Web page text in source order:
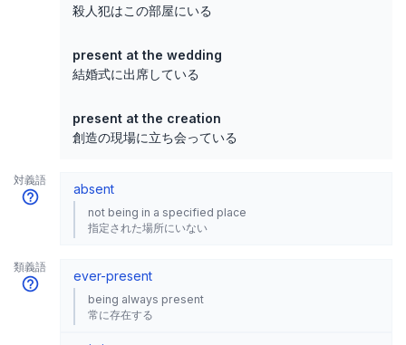
殺人犯はこの部屋にいる
present at the wedding
結婚式に出席している
present at the creation
創造の現場に立ち会っている
対義語
absent
not being in a specified place
指定された場所にいない
類義語
ever-present
being always present
常に存在する